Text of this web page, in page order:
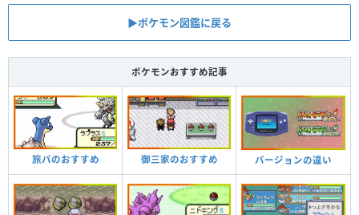
▶︎ポケモン図鑑に戻る
ポケモンおすすめ記事
旅パのおすすめ 御三家のおすすめ バージョンの違い